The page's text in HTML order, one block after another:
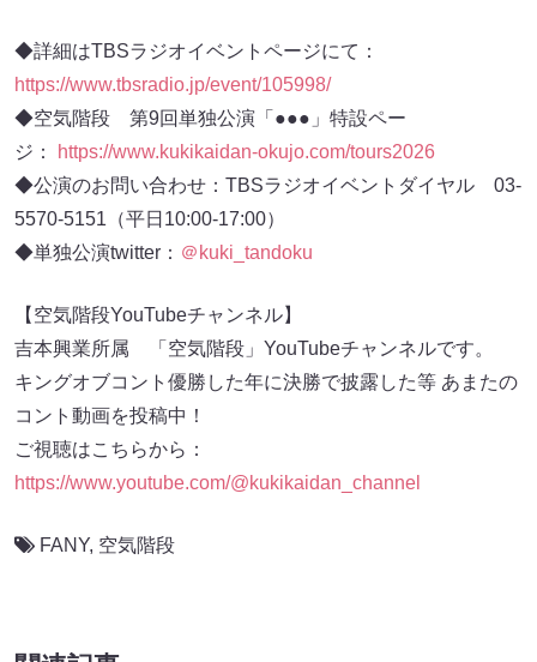
◆詳細はTBSラジオイベントページにて：
https://www.tbsradio.jp/event/105998/
◆空気階段 第9回単独公演「●●●」特設ペー
ジ：
https://www.kukikaidan-okujo.com/tours2026
◆公演のお問い合わせ：TBSラジオイベントダイヤル 03-
5570-5151（平日10:00‐17:00）
◆単独公演twitter： ＠kuki_tandoku
【空気階段YouTubeチャンネル】
吉本興業所属 「空気階段」YouTubeチャンネルです。
キングオブコント優勝した年に決勝で披露した等 あまたの
コント動画を投稿中！
ご視聴はこちらから：
https://www.youtube.com/@kukikaidan_channel
FANY, 空気階段